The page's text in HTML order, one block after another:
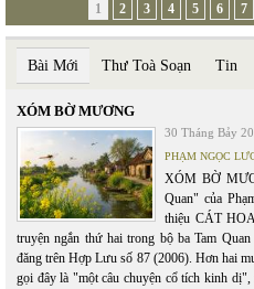
1 2 3 4 5 6 7
Bài Mới Thư Toà Soạn Tin
XÓM BỜ MƯƠNG
30 Tháng Bảy
PHẠM NGỌC
XÓM BỜ
Quan" của
thiệu CÁT
truyện ngắn thứ hai trong bộ ba Tam
đăng trên Hợp Lưu số 87 (2006). Hơn hai
gọi đây là "một câu chuyện cổ tích kinh